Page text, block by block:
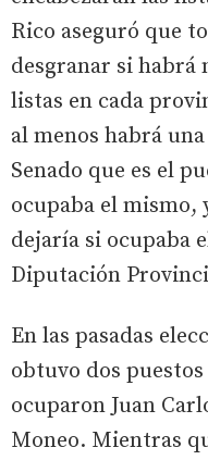
Rico aseguró que
desgranar si habrá
listas en cada
al menos habrá
Senado que es el
ocupaba el mismo,
dejaría si ocupaba
Diputación
En las pasadas
obtuvo dos
ocuparon Juan
Moneo. Mientras